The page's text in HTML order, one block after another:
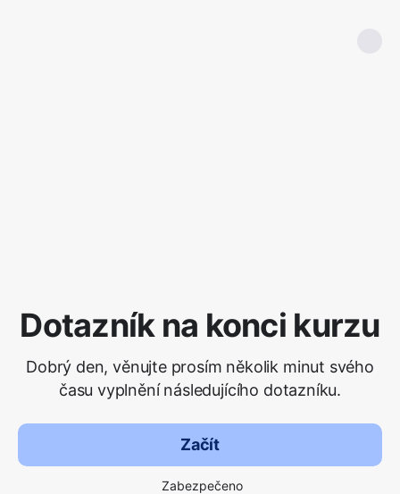
Dotazník na konci kurzu
Dobrý den, věnujte prosím několik minut svého
času vyplnění následujícího dotazníku.
Začít
Zabezpečeno